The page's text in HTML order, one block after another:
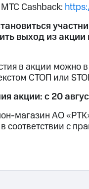
Cashback:
выход из акции
в акции можно
СТОП или
акции: с 20
магазин АО
соответствии с